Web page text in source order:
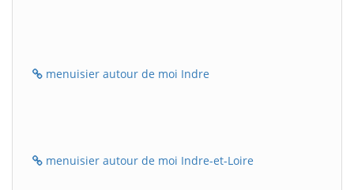
menuisier autour de moi Indre
menuisier autour de moi Indre-et-Loire